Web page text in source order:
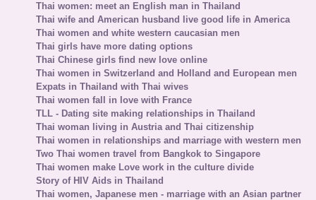
Thai women: meet an English man in Thailand
Thai wife and American husband live good life in America
Thai women and white western caucasian men
Thai girls have more dating options
Thai Chinese girls find new love online
Thai women in Switzerland and Holland and European men
Expats in Thailand with Thai wives
Thai women fall in love with France
TLL - Dating site making relationships in Thailand
Thai woman living in Austria and Thai citizenship
Thai women in relationships and marriage with western men
Two Thai women travel from Bangkok to Singapore
Thai women make Love work in the culture divide
Story of HIV Aids in Thailand
Thai women, Japanese men - marriage with an Asian partner